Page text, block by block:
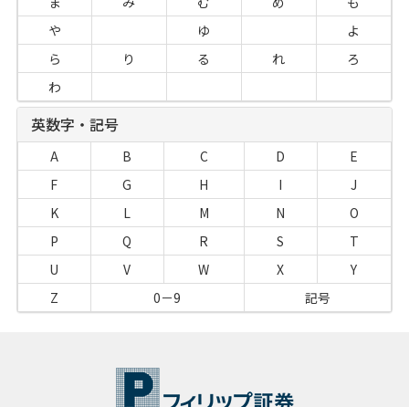
や
ゆ
よ
ら
り る れ
ろ
わ
英数字・記号
A B C D
E
F
G H I
J
K
L M N
O
P
Q R S
T
U
V W X
Y
Z
0－9 記号